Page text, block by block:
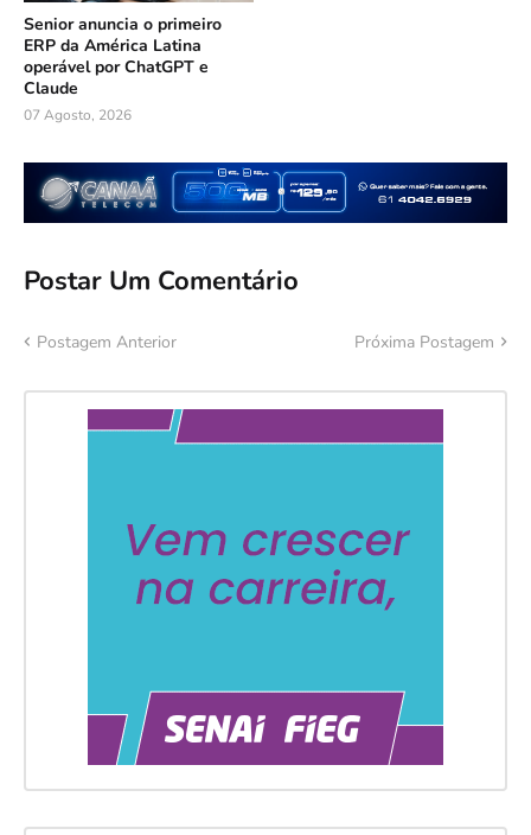
Senior anuncia o primeiro
ERP da América Latina
operável por ChatGPT e
Claude
07 Agosto, 2026
Postar Um Comentário
Postagem Anterior Próxima Postagem